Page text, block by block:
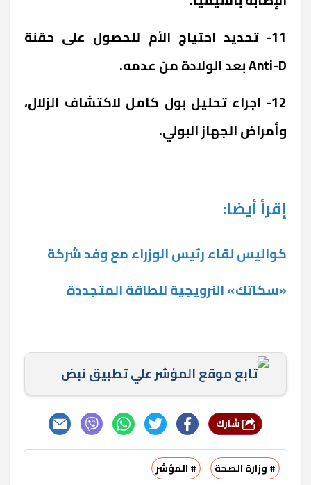
11- تحديد احتياج الأم للحصول على حقنة
Anti-D بعد الولادة من عدمه.
12- اجراء تحليل بول كامل لاكتشاف الزلال،
وأمراض الجهاز البولي.
إقرأ أيضا:
كواليس لقاء رئيس الوزراء مع وفد شركة
«سكاتك» النرويجية للطاقة المتجددة
تابع موقع المؤشر علي تطبيق نبض
# وزارة الصحة
# المؤشر